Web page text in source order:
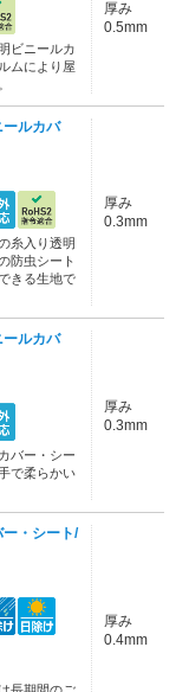
ビニールカ
ムにより屋
厚み
0.5mm
ールカバ
糸入り透明
防虫シート
きる生地で
厚み
0.3mm
ールカバ
バー・シー
で柔らかい
厚み
0.3mm
ー・シート/
厚み
0.4mm